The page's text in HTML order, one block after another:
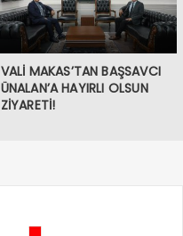
VALİ MAKAS’TAN BAŞSAVCI
ÜNALAN’A HAYIRLI OLSUN
ZİYARETİ!